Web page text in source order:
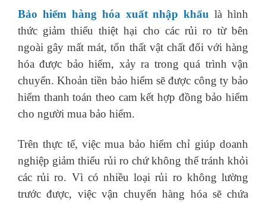
Bảo hiểm hàng hóa xuất nhập khẩu là hình
thức giảm thiểu thiệt hại cho các rủi ro từ bên
ngoài gây mất mát, tổn thất vật chất đối với hàng
hóa được bảo hiểm, xảy ra trong quá trình vận
chuyển. Khoản tiền bảo hiểm sẽ được công ty bảo
hiểm thanh toán theo cam kết hợp đồng bảo hiểm
cho người mua bảo hiểm.
Trên thực tế, việc mua bảo hiểm chỉ giúp doanh
nghiệp giảm thiểu rủi ro chứ không thể tránh khỏi
các rủi ro. Vì có nhiều loại rủi ro không lường
trước được, việc vận chuyển hàng hóa sẽ chứa